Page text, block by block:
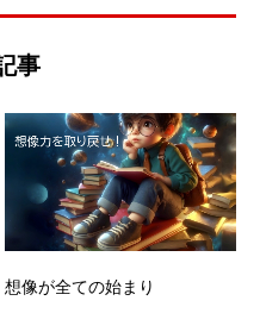
事
想像が全ての始まり